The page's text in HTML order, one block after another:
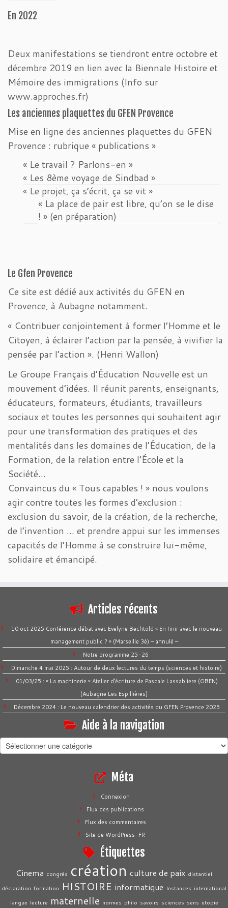
En 2022
Deux manifestations se tiendront entre octobre et
décembre 2019 en lien avec la Biennale Histoire et
Mémoire des immigrations (Info sur
www.approches.fr)
Les anciennes plaquettes du GFEN Provence
Mise en ligne des anciennes plaquettes du GFEN
Provence : rubrique « publications »
« Le travail ? Parlons-en »
« Les 8ème voyage de Sindbad »
« Le projet, ça s’écrit, ça se vit »
« La place de pair est libre, qu’on se le dise
! » (en préparation)
Le Gfen Provence
Ce site est dédié aux activités du GFEN en
Provence, à Aubagne notamment.
« Contribuer conjointement à former l’Homme et le
Citoyen, à éclairer l’action par la pensée, à vivifier la
pensée par l’action ». (Henri Wallon)
Le Groupe Français d’Éducation Nouvelle est un
mouvement d’idées. Il réunit parents, enseignants,
éducateurs, formateurs, étudiants, travailleurs
sociaux et toutes les personnes qui souhaitent agir
pour une transformation des pratiques et des
mentalités dans les domaines de l’Éducation, de la
Formation, de la relation entre l’École et la
Société…
Convaincus du « Tous capables ! » nous voulons
agir contre toutes les formes d’exclusion :
exclusion du savoir, de la création, de la recherche,
de l’invention … et prendre appui sur les immenses
capacités de l’Homme à se construire lui-même,
solidaire et émancipé.
Articles récents
10 oct 2025 Conférence débat avec Evelyne Bechtold « En finir avec le nouveau
management public ? » (Marseille 3è) – annulé –
Notre programme 25-26
Dimanche 4 mai 2025 : Autour de deux lectures du temps (sciences et histoire)
01/03/25 : « La machinerie » Atelier d’écriture de Pascale Lassabliere (GBEN)
(Aubagne Les Espillières)
Décembre 2024 : Le nouveau calendrier des activités du GFEN Provence 2025
Aide à la navigation
Aide
à
Méta
Connexion
Flux des publications
Flux des commentaires
Site de WordPress-FR
Étiquettes
Cinema congrès création culture de paix distantiel
déclaration formation HISTOIRE informatique Instances international
langue lecture maternelle normes philo savoirs sciences sens utopie